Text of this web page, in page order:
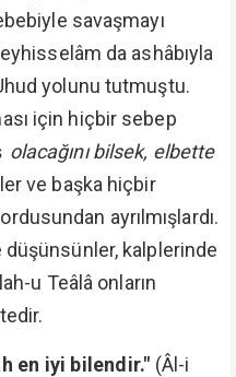
savaşmayı
da ashâbıyla
yolunu tutmuştu.
için hiçbir sebep
olacağını bilsek, elbette
ve başka hiçbir
ayrılmışlardı.
kalplerinde
u Teâlâ onların
en iyi bilendir." (Âl-i